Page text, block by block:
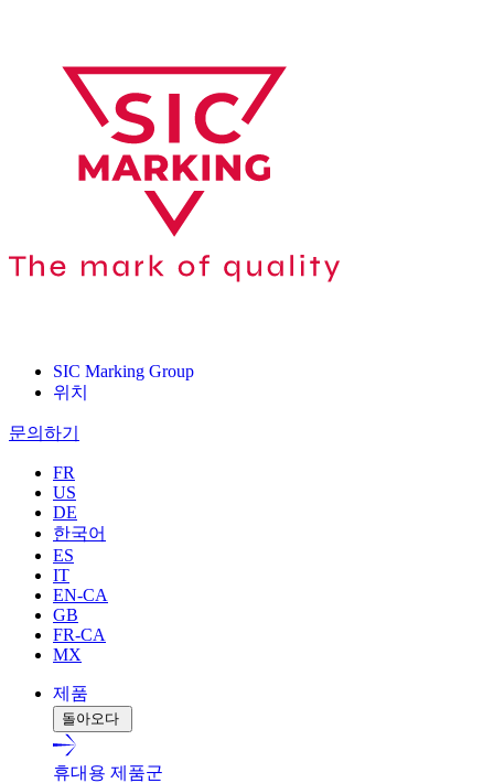
SIC Marking Group
위치
문의하기
FR
US
DE
한국어
ES
IT
EN-CA
GB
FR-CA
MX
제품
돌아오다
휴대용 제품군